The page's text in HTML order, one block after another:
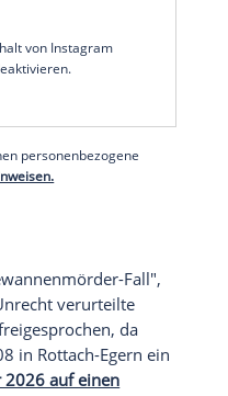
Der Koch
seine eigene
Nun ist er erst
im Totschlagsfall
bei ihrer
davon nicht beirren
den Ermittlungen.